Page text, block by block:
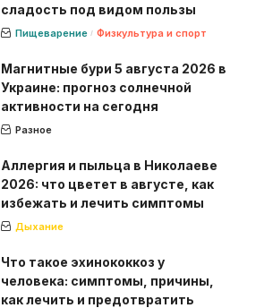
сладость под видом пользы
Пищеварение Физкультура и спорт
Магнитные бури 5 августа 2026 в
Украине: прогноз солнечной
активности на сегодня
Разное
Аллергия и пыльца в Николаеве
2026: что цветет в августе, как
избежать и лечить симптомы
Дыхание
Что такое эхинококкоз у
человека: симптомы, причины,
как лечить и предотвратить